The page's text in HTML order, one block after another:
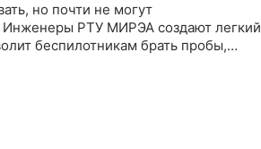
но почти не могут
Инженеры РТУ МИРЭА создают легкий
беспилотникам брать пробы,